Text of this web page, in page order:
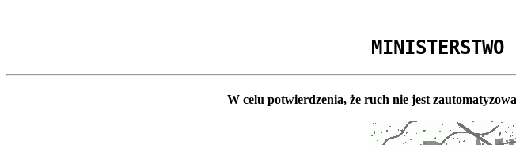
MINISTERSTWO
W celu potwierdzenia, że ruch nie jest